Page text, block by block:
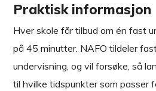
Praktisk informasjon
Hver skole får tilbud om én fast
på 45 minutter. NAFO tildeler
undervisning, og vil forsøke, så
til hvilke tidspunkter som passer